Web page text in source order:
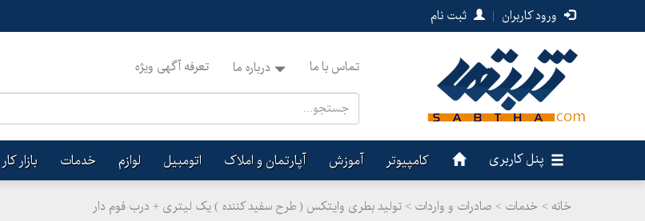
ورود کاربران | ثبت نام
تماس با ما درباره ما تعرفه آگهی ویژه
پنل کاربری کامپیوتر آموزش آپارتمان و املاک اتومبیل لوازم خدمات بازار کار
خانه > خدمات > صادرات و واردات > تولید بطری وایتکس ( طرح سفید کننده ) یک لیتری + درب فوم دار